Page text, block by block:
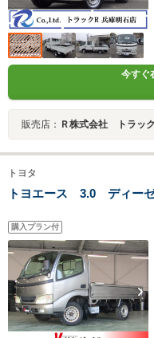
今すぐ
販売店： Ｒ株式会社 トラッ
トヨタ
トヨエース 3.0 ディ
購入プラン付